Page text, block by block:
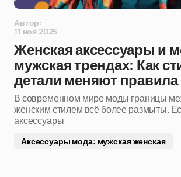
Автор:
11 ноя 2025
Женская аксессуары и
мужская трендах: Как
детали меняют
В современном мире моды границы
женским стилем всё более размыты.
аксессуары
Аксессуары мода: мужская женская